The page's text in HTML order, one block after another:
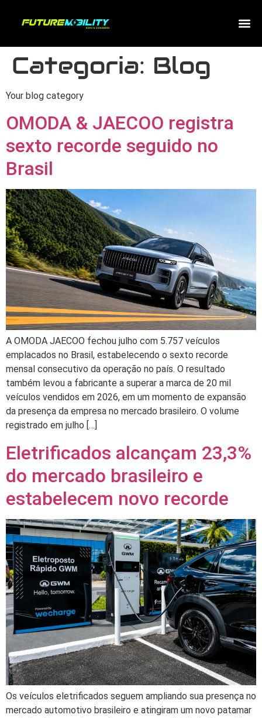
Categoria: Blog
Your blog category
OMODA & JAECOO registra
sexto recorde seguido no
Brasil
A OMODA JAECOO fechou julho com 5.757 veículos
emplacados no Brasil, estabelecendo o sexto recorde
mensal consecutivo da operação no país. O resultado
também levou a fabricante a superar a marca de 20 mil
veículos vendidos em 2026, em um momento de expansão
da presença da empresa no mercado brasileiro. O volume
registrado em julho […]
Eletrificados alcançam 23,3%
do mercado brasileiro e
estabelecem novo recorde
Os veículos eletrificados seguem ampliando sua presença no
mercado automotivo brasileiro e atingiram um novo patamar